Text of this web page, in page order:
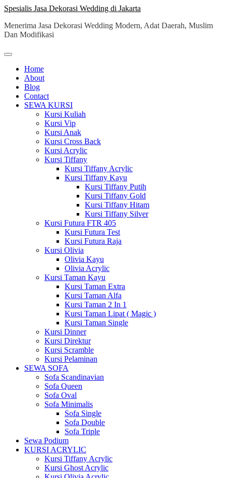
Skip
content
Spesialis Jasa Dekorasi Wedding di Jakarta
Menerima Jasa Dekorasi Wedding Modern, Adat Daerah, Muslim
Dan Modifikasi
Home
About
Blog
Contact
SEWA KURSI
Kursi Kuliah
Kursi Vip
Kursi Anak
Kursi Cross Back
Kursi Acrylic
Kursi Tiffany
Kursi Tiffany Acrylic
Kursi Tiffany Kayu
Kursi Tiffany Putih
Kursi Tiffany Gold
Kursi Tiffany Hitam
Kursi Tiffany Silver
Kursi Futura FTR 405
Kursi Futura Test
Kursi Futura Raja
Kursi Olivia
Olivia Kayu
Olivia Acrylic
Kursi Taman Kayu
Kursi Taman Extra
Kursi Taman Alfa
Kursi Taman 2 In 1
Kursi Taman Lipat ( Magic )
Kursi Taman Single
Kursi Dinner
Kursi Direktur
Kursi Scramble
Kursi Pelaminan
SEWA SOFA
Sofa Scandinavian
Sofa Queen
Sofa Oval
Sofa Minimalis
Sofa Single
Sofa Double
Sofa Triple
Sewa Podium
KURSI ACRYLIC
Kursi Tiffany Acrylic
Kursi Ghost Acrylic